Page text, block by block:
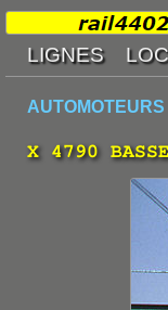
X 4790